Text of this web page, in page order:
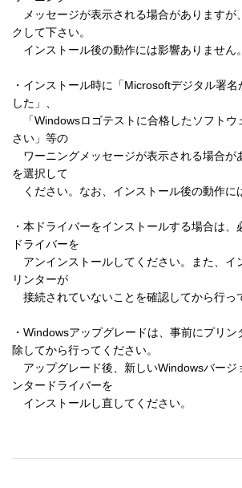
メッセージが表示される場合がありますが
クして下さい。
インストール後の動作には影響ありません
・インストール時に「Microsoftデジタル署
した」、
「Windowsロゴテストに合格したソフトウ
さい」等の
ワーニングメッセージが表示される場合が
を選択して
ください。なお、インストール後の動作に
・本ドライバーをインストールする場合は
ドライバーを
アンインストールしてください。また、イ
リンターが
接続されていないことを確認してから行っ
・Windowsアップグレードは、事前にプリン
除してから行ってください。
アップグレード後、新しいWindowsバージ
ンタードライバーを
インストールし直してください。